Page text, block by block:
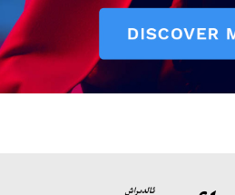
ئالدىراش